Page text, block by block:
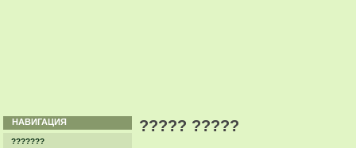
НАВИГАЦИЯ
???????
????? ?????